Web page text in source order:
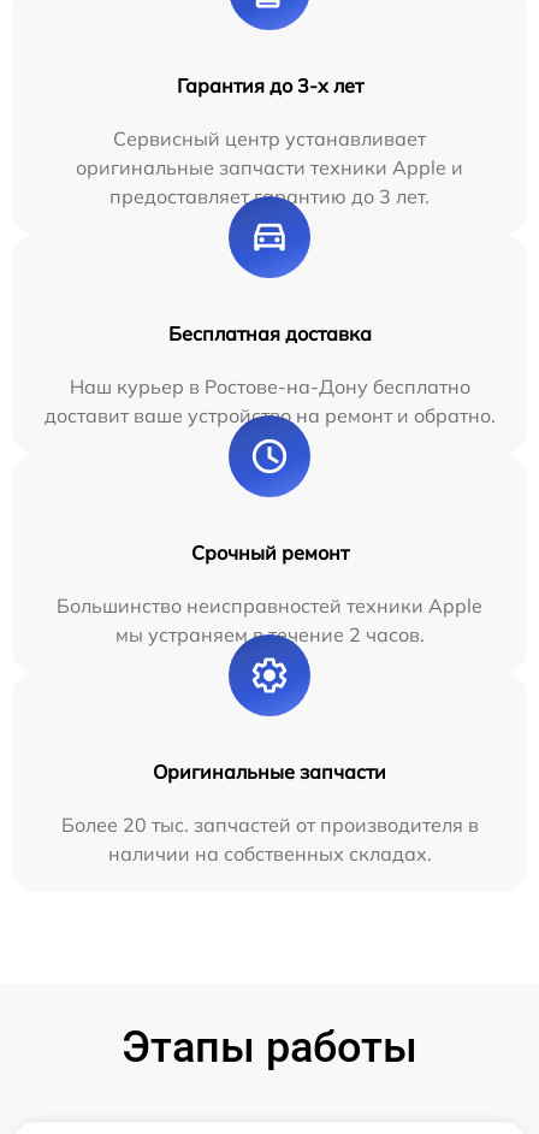
Гарантия до 3-х лет
Сервисный центр устанавливает
оригинальные запчасти техники Apple и
предоставляет гарантию до 3 лет.
Бесплатная доставка
Наш курьер в Ростове-на-Дону бесплатно
доставит ваше устройство на ремонт и обратно.
Срочный ремонт
Большинство неисправностей техники Apple
мы устраняем в течение 2 часов.
Оригинальные запчасти
Более 20 тыс. запчастей от производителя в
наличии на собственных складах.
Этапы работы